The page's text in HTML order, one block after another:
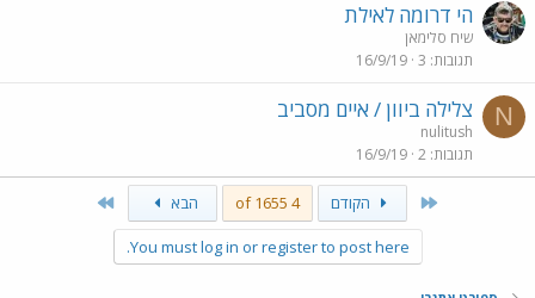
הי דרומה לאילת
שיח סלימאן
תגובות 3
16/9/19
N צלילה ביוון / איים מסביב
nulitush
תגובות 2
16/9/19
הקודם 4 of 1655 הבא
You must log in or register to post here.